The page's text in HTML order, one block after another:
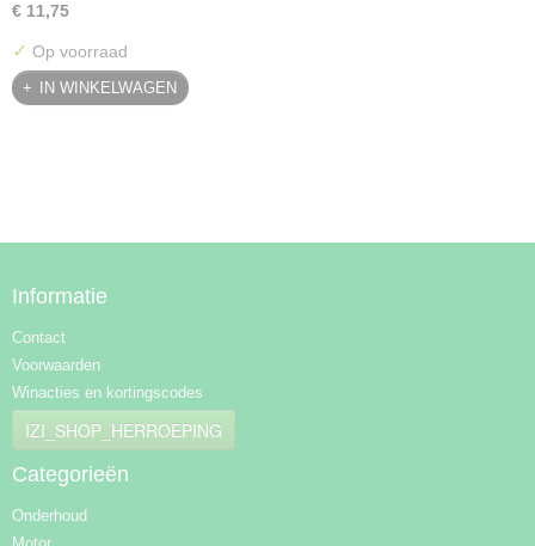
€ 11,75
✓ Op voorraad
IN WINKELWAGEN
Informatie
Contact
Voorwaarden
Winacties en kortingscodes
IZI_SHOP_HERROEPING
Categorieën
Onderhoud